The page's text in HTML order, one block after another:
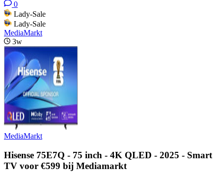
0
Lady-Sale
Lady-Sale
MediaMarkt
3w
MediaMarkt
Hisense 75E7Q - 75 inch - 4K QLED - 2025 - Smart
TV voor €599 bij Mediamarkt